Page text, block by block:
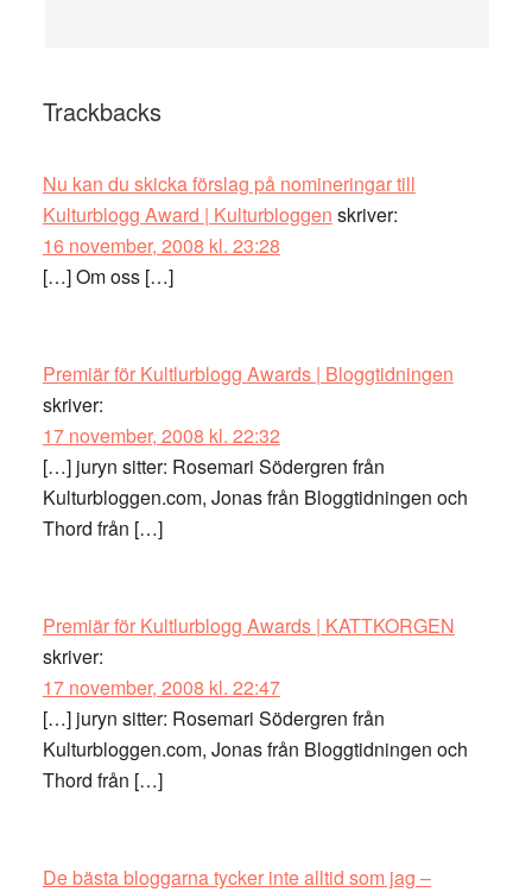
Trackbacks
Nu kan du skicka förslag på nomineringar till
Kulturblogg Award | Kulturbloggen skriver:
16 november, 2008 kl. 23:28
[…] Om oss […]
Premiär för Kultlurblogg Awards | Bloggtidningen
skriver:
17 november, 2008 kl. 22:32
[…] juryn sitter: Rosemari Södergren från
Kulturbloggen.com, Jonas från Bloggtidningen och
Thord från […]
Premiär för Kultlurblogg Awards | KATTKORGEN
skriver:
17 november, 2008 kl. 22:47
[…] juryn sitter: Rosemari Södergren från
Kulturbloggen.com, Jonas från Bloggtidningen och
Thord från […]
De bästa bloggarna tycker inte alltid som jag –